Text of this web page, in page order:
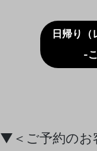
日帰り（
-
▼＜ご予約のお